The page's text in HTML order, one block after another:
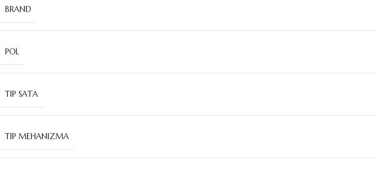
BRAND
POL
TIP SATA
TIP MEHANIZMA